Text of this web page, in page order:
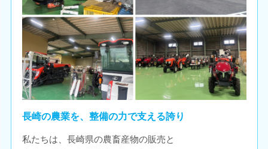
長崎の農業を、整備の力で支える誇り
私たちは、長崎県の農畜産物の販売と